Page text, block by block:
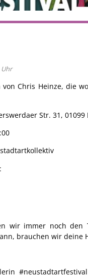
Uhr
Chris Heinze, die
Str. 31, 01099
wir immer noch den
brauchen wir deine